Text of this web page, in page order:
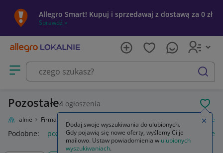
Allegro Smart! Kupuj i sprzedawaj z dostawą za 0 zł
Sprawdź »
Otwórz menu z kategoriami
szukaj
Pozostałe4 ogłoszenia
Lokalnie Firma i usługi Pozostałe
Podobne: pozostałe łóżka pozostałe pozostałe miasta i
Dodaj swoje wyszukiwania do ulubionych.
Gdy pojawią się nowe oferty, wyślemy Ci je
mailowo. Ustaw powiadomienia w ulubionych
wyszukiwaniach.